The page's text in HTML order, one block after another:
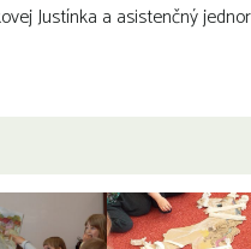
Justínka a asistenčný